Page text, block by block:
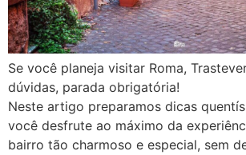
Se você planeja visitar Roma,
dúvidas, parada obrigatória!
Neste artigo preparamos dicas
você desfrute ao máximo da
bairro tão charmoso e especial, sem